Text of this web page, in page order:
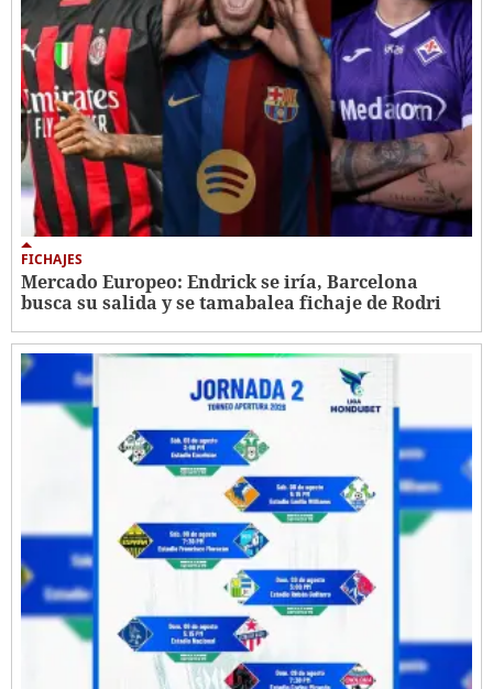
FICHAJES
Mercado Europeo: Endrick se iría, Barcelona
busca su salida y se tamabalea fichaje de Rodri